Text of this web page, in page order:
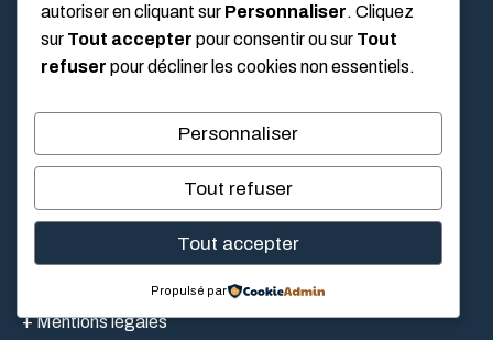
+ Bricolage
+ Climatisation & Chauffage
Mentions légales
autoriser en cliquant sur Personnaliser. Cliquez
sur Tout accepter pour consentir ou sur Tout
refuser pour décliner les cookies non essentiels.
Personnaliser
Tout refuser
Tout accepter
Propulsé par